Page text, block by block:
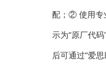
配；② 使用专
示为“原厂代
后可通过“爱